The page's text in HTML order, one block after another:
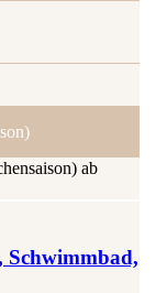
ab
Schwimmbad,